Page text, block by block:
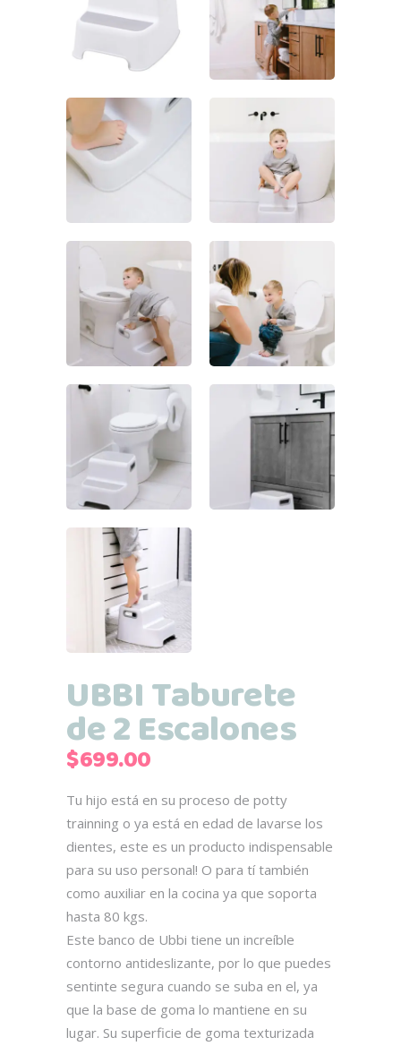
UBBI Taburete
de 2 Escalones
$699.00
Tu hijo está en su proceso de potty
trainning o ya está en edad de lavarse los
dientes, este es un producto indispensable
para su uso personal! O para tí también
como auxiliar en la cocina ya que soporta
hasta 80 kgs.
Este banco de Ubbi tiene un increíble
contorno antideslizante, por lo que puedes
sentinte segura cuando se suba en el, ya
que la base de goma lo mantiene en su
lugar. Su superficie de goma texturizada